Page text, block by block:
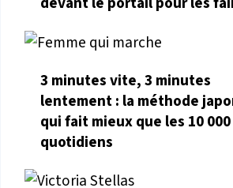
3 minutes vite, 3 minutes
lentement : la méthode
qui fait mieux que les 10
quotidiens